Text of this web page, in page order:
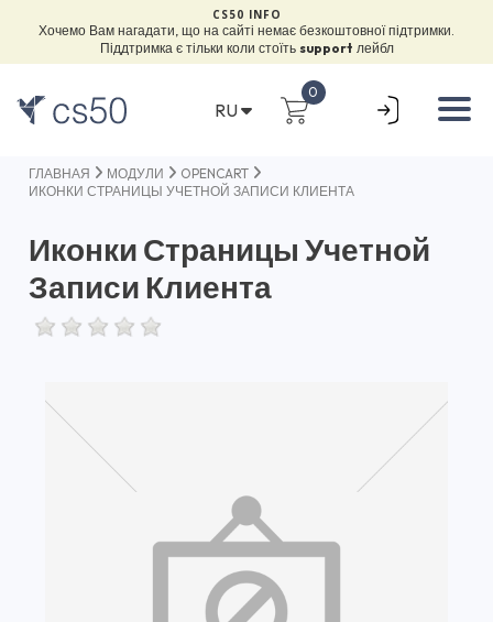
CS50 INFO
Хочемо Вам нагадати, що на сайті немає безкоштовної підтримки.
Піддтримка є тільки коли стоїть support лейбл
RU
0
ГЛАВНАЯ МОДУЛИ
OPENCART
ИКОНКИ СТРАНИЦЫ УЧЕТНОЙ ЗАПИСИ КЛИЕНТА
Иконки Страницы Учетной
Записи Клиента